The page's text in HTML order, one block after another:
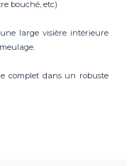
bouché, etc)
large visière intérieure
complet dans un robuste